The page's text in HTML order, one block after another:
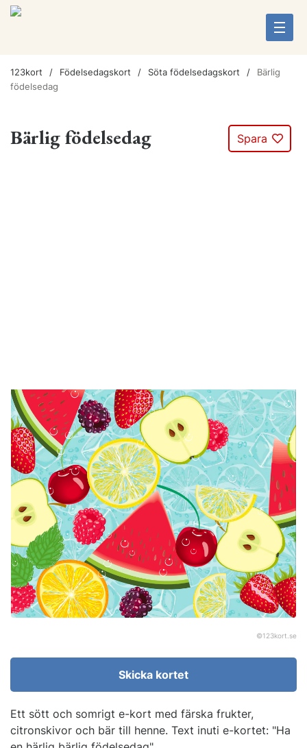
123kort Födelsedagskort Söta födelsedagskort
Bärlig
födelsedag
Bärlig födelsedag Spara
©123kort.se
Skicka kortet
Ett sött och somrigt e-kort med färska frukter,
citronskivor och bär till henne. Text inuti e-kortet: "Ha